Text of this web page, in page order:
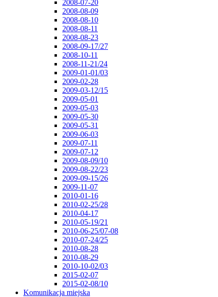
2008-07-20
2008-08-09
2008-08-10
2008-08-11
2008-08-23
2008-09-17/27
2008-10-11
2008-11-21/24
2009-01-01/03
2009-02-28
2009-03-12/15
2009-05-01
2009-05-03
2009-05-30
2009-05-31
2009-06-03
2009-07-11
2009-07-12
2009-08-09/10
2009-08-22/23
2009-09-15/26
2009-11-07
2010-01-16
2010-02-25/28
2010-04-17
2010-05-19/21
2010-06-25/07-08
2010-07-24/25
2010-08-28
2010-08-29
2010-10-02/03
2015-02-07
2015-02-08/10
Komunikacja miejska